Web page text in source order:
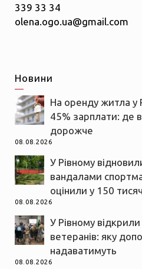
339 33 34
olena.ogo.ua@gmail.com
Новини
На оренду житла у
45% зарплати: де
дорожче
08.08.2026
У Рівному
вандалами
оцінили у 150 тисяч
08.08.2026
У Рівному
ветеранів: яку
надаватимуть
08.08.2026